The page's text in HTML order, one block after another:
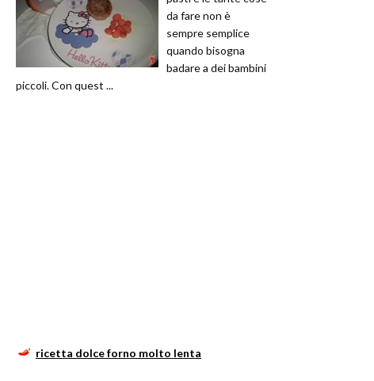
da fare non è
sempre semplice
quando bisogna
badare a dei bambini
piccoli. Con quest ...
ricetta dolce forno molto lenta